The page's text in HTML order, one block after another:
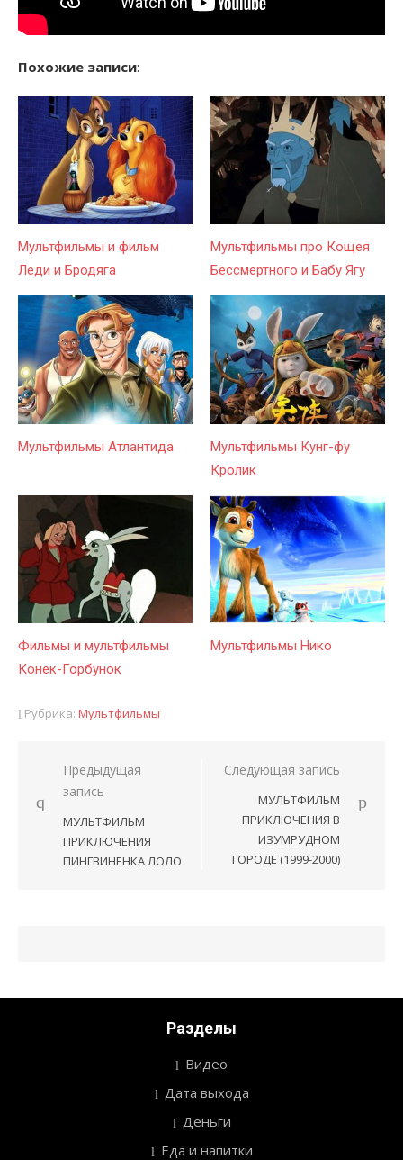
Похожие записи:
Мультфильмы и фильм
Леди и Бродяга
Мультфильмы про Кощея
Бессмертного и Бабу Ягу
Мультфильмы Атлантида
Мультфильмы Кунг-фу
Кролик
Фильмы и мультфильмы
Конек-Горбунок
Мультфильмы Нико
Рубрика: Мультфильмы
Навигация
по
записям
Предыдущая
запись
МУЛЬТФИЛЬМ
ПРИКЛЮЧЕНИЯ
ПИНГВИНЕНКА ЛОЛО
Следующая запись
МУЛЬТФИЛЬМ
ПРИКЛЮЧЕНИЯ В
ИЗУМРУДНОМ
ГОРОДЕ (1999-2000)
Разделы
Видео
Дата выхода
Деньги
Еда и напитки